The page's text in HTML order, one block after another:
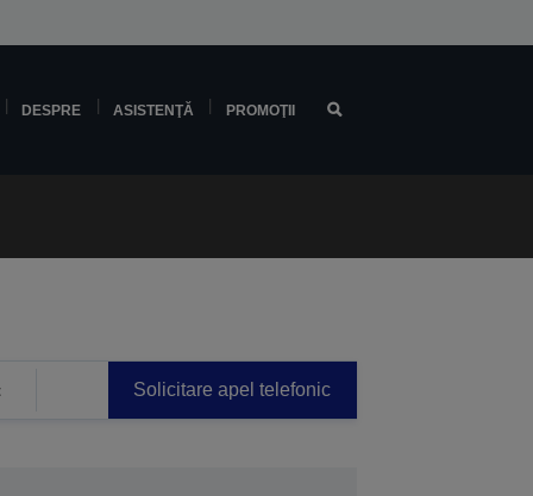
DESPRE ASISTENŢĂ PROMOŢII
Solicitare apel telefonic